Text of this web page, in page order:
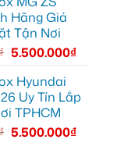
Hãng Giá
Tận Nơi
5.500.000₫
Hyundai
Uy Tín Lắp
TPHCM
5.500.000₫